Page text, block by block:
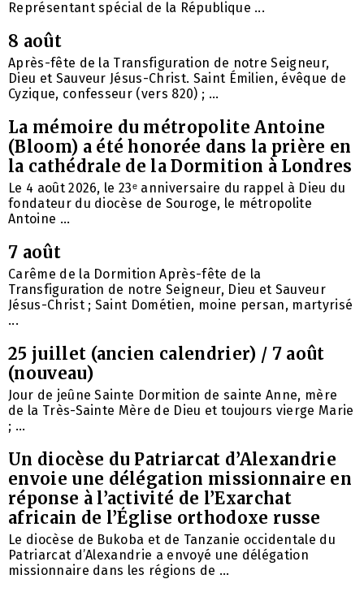
Représentant spécial de la République ...
8 août
Après-fête de la Transfiguration de notre Seigneur,
Dieu et Sauveur Jésus-Christ. Saint Émilien, évêque de
Cyzique, confesseur (vers 820) ; ...
La mémoire du métropolite Antoine
(Bloom) a été honorée dans la prière en
la cathédrale de la Dormition à Londres
Le 4 août 2026, le 23ᵉ anniversaire du rappel à Dieu du
fondateur du diocèse de Souroge, le métropolite
Antoine ...
7 août
Carême de la Dormition Après-fête de la
Transfiguration de notre Seigneur, Dieu et Sauveur
Jésus-Christ ; Saint Dométien, moine persan, martyrisé
...
25 juillet (ancien calendrier) / 7 août
(nouveau)
Jour de jeûne Sainte Dormition de sainte Anne, mère
de la Très-Sainte Mère de Dieu et toujours vierge Marie
; ...
Un diocèse du Patriarcat d’Alexandrie
envoie une délégation missionnaire en
réponse à l’activité de l’Exarchat
africain de l’Église orthodoxe russe
Le diocèse de Bukoba et de Tanzanie occidentale du
Patriarcat d’Alexandrie a envoyé une délégation
missionnaire dans les régions de ...